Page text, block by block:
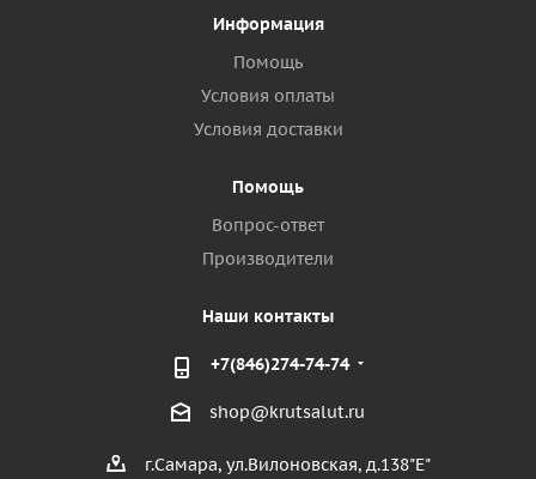
Информация
Помощь
Условия оплаты
Условия доставки
Помощь
Вопрос-ответ
Производители
Наши контакты
+7(846)274-74-74
shop@krutsalut.ru
г.Самара, ул.Вилоновская, д.138"Е"